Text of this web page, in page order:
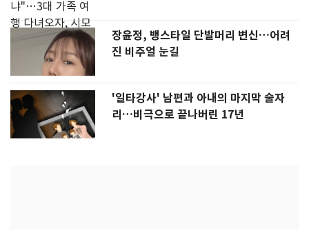
장윤정, 뱅스타일 단발머리 변신…어려
진 비주얼 눈길
'일타강사' 남편과 아내의 마지막 술자
리…비극으로 끝나버린 17년